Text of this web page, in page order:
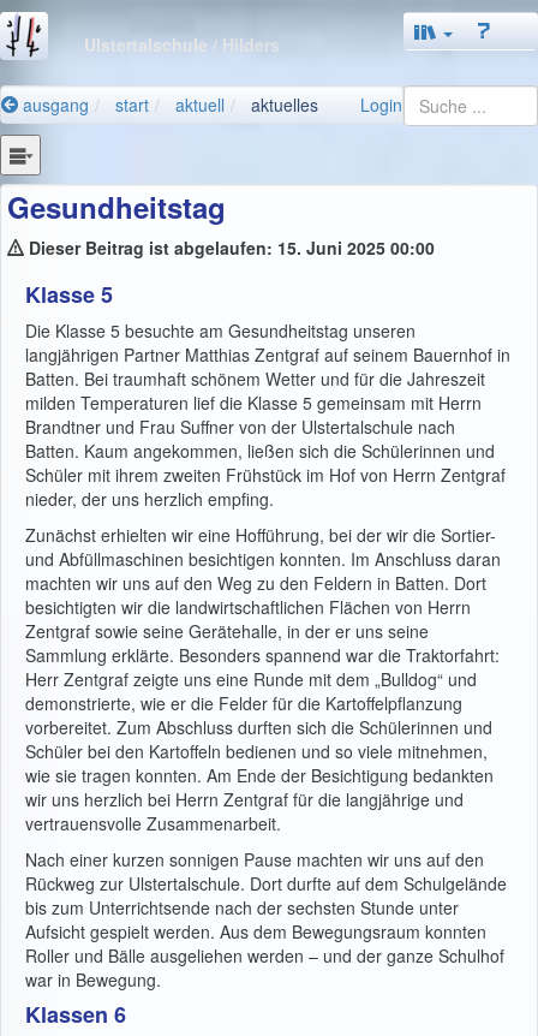
Ulstertalschule / Hilders
ausgang start aktuell aktuelles Login
Gesundheitstag
Dieser Beitrag ist abgelaufen: 15. Juni 2025 00:00
Klasse 5
Die Klasse 5 besuchte am Gesundheitstag unseren
langjährigen Partner Matthias Zentgraf auf seinem Bauernhof in
Batten. Bei traumhaft schönem Wetter und für die Jahreszeit
milden Temperaturen lief die Klasse 5 gemeinsam mit Herrn
Brandtner und Frau Suffner von der Ulstertalschule nach
Batten. Kaum angekommen, ließen sich die Schülerinnen und
Schüler mit ihrem zweiten Frühstück im Hof von Herrn Zentgraf
nieder, der uns herzlich empfing.
Zunächst erhielten wir eine Hofführung, bei der wir die Sortier-
und Abfüllmaschinen besichtigen konnten. Im Anschluss daran
machten wir uns auf den Weg zu den Feldern in Batten. Dort
besichtigten wir die landwirtschaftlichen Flächen von Herrn
Zentgraf sowie seine Gerätehalle, in der er uns seine
Sammlung erklärte. Besonders spannend war die Traktorfahrt:
Herr Zentgraf zeigte uns eine Runde mit dem „Bulldog“ und
demonstrierte, wie er die Felder für die Kartoffelpflanzung
vorbereitet. Zum Abschluss durften sich die Schülerinnen und
Schüler bei den Kartoffeln bedienen und so viele mitnehmen,
wie sie tragen konnten. Am Ende der Besichtigung bedankten
wir uns herzlich bei Herrn Zentgraf für die langjährige und
vertrauensvolle Zusammenarbeit.
Nach einer kurzen sonnigen Pause machten wir uns auf den
Rückweg zur Ulstertalschule. Dort durfte auf dem Schulgelände
bis zum Unterrichtsende nach der sechsten Stunde unter
Aufsicht gespielt werden. Aus dem Bewegungsraum konnten
Roller und Bälle ausgeliehen werden – und der ganze Schulhof
war in Bewegung.
Klassen 6